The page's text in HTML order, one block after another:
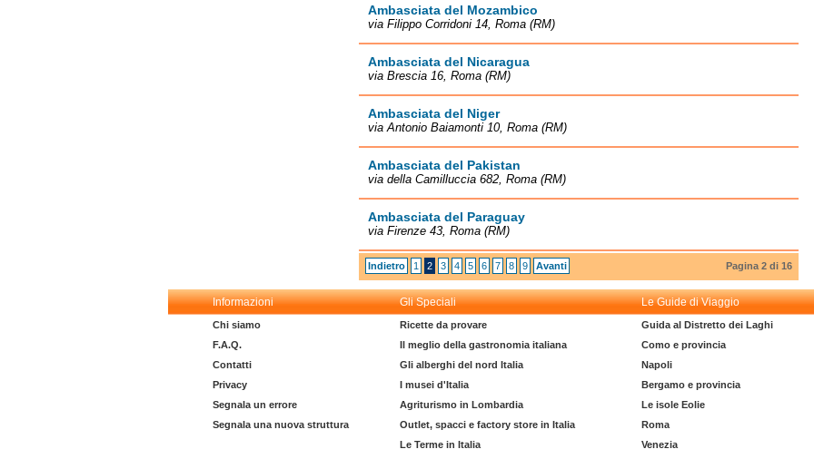
Ambasciata del Mozambico
via Filippo Corridoni 14, Roma (RM)
Ambasciata del Nicaragua
via Brescia 16, Roma (RM)
Ambasciata del Niger
via Antonio Baiamonti 10, Roma (RM)
Ambasciata del Pakistan
via della Camilluccia 682, Roma (RM)
Ambasciata del Paraguay
via Firenze 43, Roma (RM)
Indietro 1 2 3 4 5 6 7 8 9 Avanti Pagina 2 di 16
Informazioni Gli Speciali Le Guide di Viaggio
Chi siamo
F.A.Q.
Contatti
Privacy
Segnala un errore
Segnala una nuova struttura
Ricette da provare
Il meglio della gastronomia italiana
Gli alberghi del nord Italia
I musei d'Italia
Agriturismo in Lombardia
Outlet, spacci e factory store in Italia
Le Terme in Italia
Guida al Distretto dei Laghi
Como e provincia
Napoli
Bergamo e provincia
Le isole Eolie
Roma
Venezia